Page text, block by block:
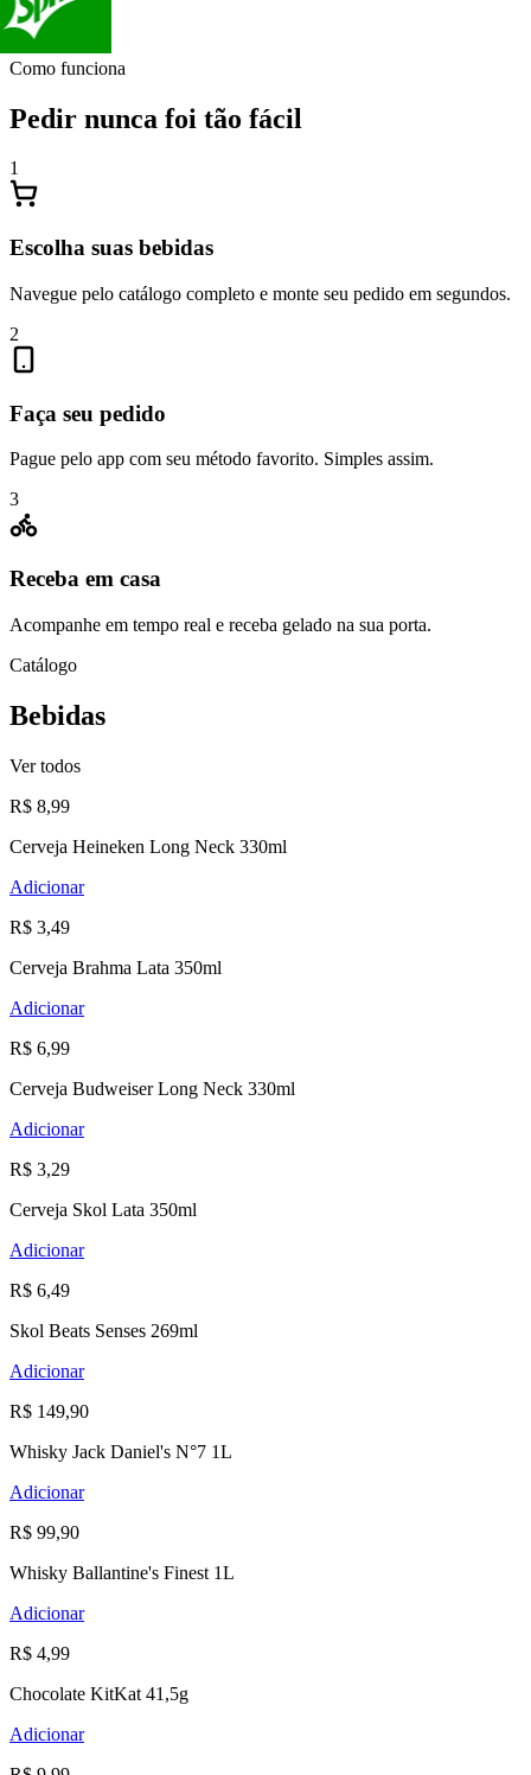
Como funciona
Pedir nunca foi tão fácil
1
Escolha suas bebidas
Navegue pelo catálogo completo e monte seu pedido em segundos.
2
Faça seu pedido
Pague pelo app com seu método favorito. Simples assim.
3
Receba em casa
Acompanhe em tempo real e receba gelado na sua porta.
Catálogo
Bebidas
Ver todos
R$ 8,99
Cerveja Heineken Long Neck 330ml
Adicionar
R$ 3,49
Cerveja Brahma Lata 350ml
Adicionar
R$ 6,99
Cerveja Budweiser Long Neck 330ml
Adicionar
R$ 3,29
Cerveja Skol Lata 350ml
Adicionar
R$ 6,49
Skol Beats Senses 269ml
Adicionar
R$ 149,90
Whisky Jack Daniel's N°7 1L
Adicionar
R$ 99,90
Whisky Ballantine's Finest 1L
Adicionar
R$ 4,99
Chocolate KitKat 41,5g
Adicionar